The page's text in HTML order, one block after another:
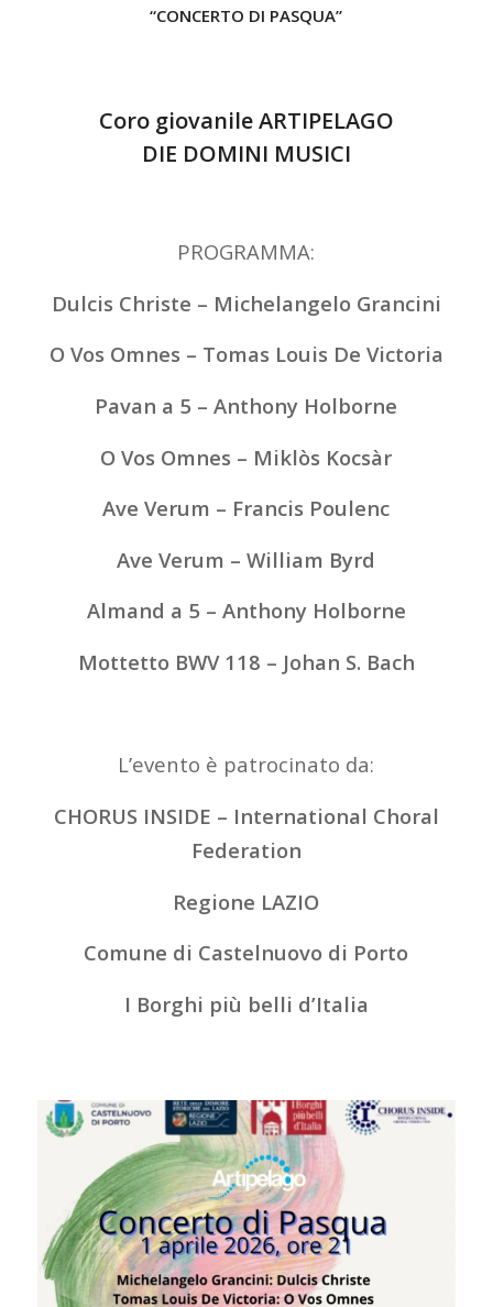
“CONCERTO DI PASQUA”
Coro giovanile ARTIPELAGO
DIE DOMINI MUSICI
PROGRAMMA:
Dulcis Christe – Michelangelo Grancini
O Vos Omnes – Tomas Louis De Victoria
Pavan a 5 – Anthony Holborne
O Vos Omnes – Miklòs Kocsàr
Ave Verum – Francis Poulenc
Ave Verum – William Byrd
Almand a 5 – Anthony Holborne
Mottetto BWV 118 – Johan S. Bach
L’evento è patrocinato da:
CHORUS INSIDE – International Choral
Federation
Regione LAZIO
Comune di Castelnuovo di Porto
I Borghi più belli d’Italia